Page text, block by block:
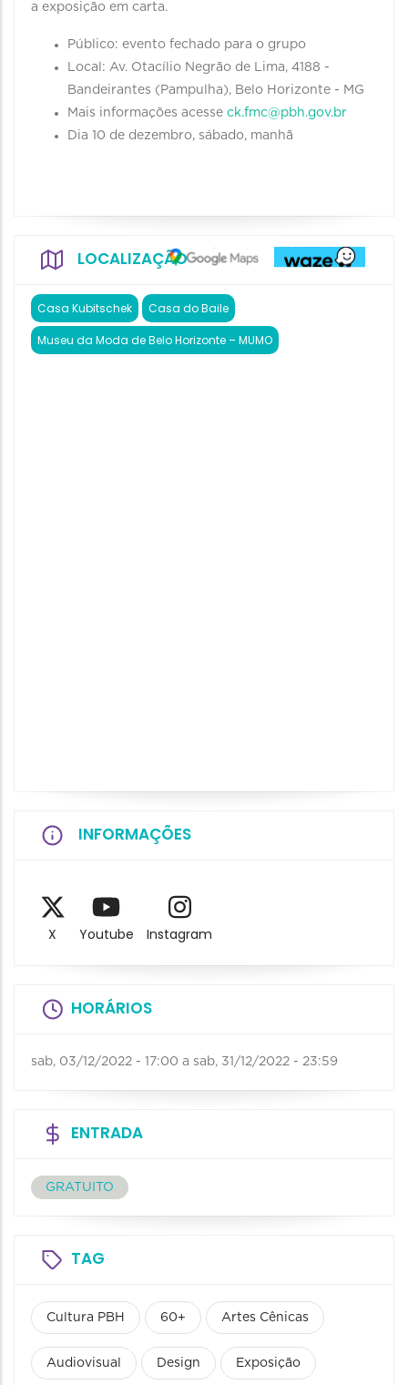
a exposição em carta.
Público: evento fechado para o grupo
Local: Av. Otacílio Negrão de Lima, 4188 -
Bandeirantes (Pampulha), Belo Horizonte - MG
Mais informações acesse ck.fmc@pbh.gov.br
Dia 10 de dezembro, sábado, manhã
LOCALIZAÇÃO
Casa Kubitschek Casa do Baile
Museu da Moda de Belo Horizonte – MUMO
INFORMAÇÕES
X Youtube Instagram
HORÁRIOS
sab, 03/12/2022 - 17:00 a sab, 31/12/2022 - 23:59
ENTRADA
GRATUITO
TAG
Cultura PBH 60+ Artes Cênicas
Audiovisual Design Exposição